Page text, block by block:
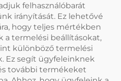
felhasználóbarát
irányítását. Ez lehetővé
hogy teljes mértékben
a termelési beállításokat,
különböző termelési
Ez segít ügyfeleinknek
további termékeket